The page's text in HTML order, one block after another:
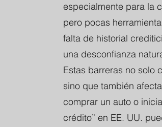
especialmente para la
pero pocas
falta de historial
una desconfianza
Estas barreras no solo
sino que también
comprar un auto o
crédito” en EE. UU.